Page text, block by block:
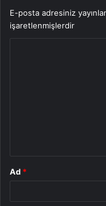
E-posta adresiniz
işaretlenmişlerdir
Ad *